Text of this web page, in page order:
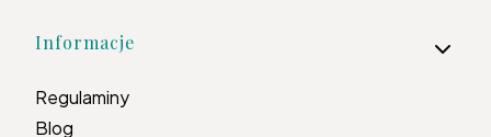
Informacje
Regulaminy
Blog